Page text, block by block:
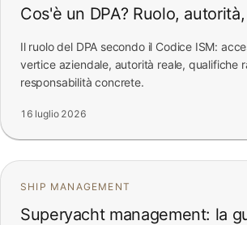
Cos'è un DPA? Ruolo,
Il ruolo del DPA secondo il Codice ISM:
vertice aziendale, autorità reale, qualifiche
responsabilità concrete.
16 luglio 2026
SHIP MANAGEMENT
Superyacht management: la